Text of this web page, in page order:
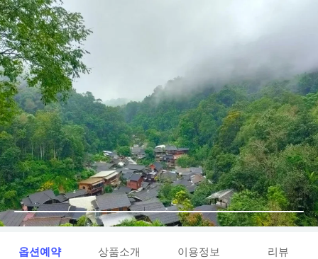
옵션예약 상품소개 이용정보 리뷰